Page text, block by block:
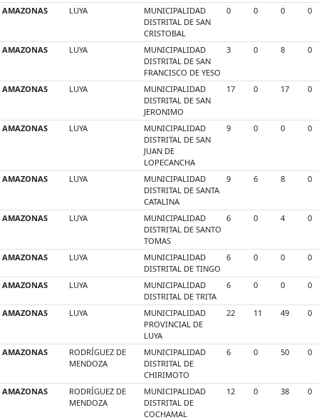
AMAZONAS LUYA
MUNICIPALIDAD
DISTRITAL DE SAN
CRISTOBAL
0 0 0 0
AMAZONAS LUYA
MUNICIPALIDAD
DISTRITAL DE SAN
FRANCISCO DE YESO
3 0 8 0
AMAZONAS LUYA
MUNICIPALIDAD
DISTRITAL DE SAN
JERONIMO
17 0 17 0
AMAZONAS LUYA
MUNICIPALIDAD
DISTRITAL DE SAN
JUAN DE
LOPECANCHA
9 0 0 0
AMAZONAS LUYA
MUNICIPALIDAD
DISTRITAL DE SANTA
CATALINA
9 6 8 0
AMAZONAS LUYA
MUNICIPALIDAD
DISTRITAL DE SANTO
TOMAS
6 0 4 0
AMAZONAS LUYA
MUNICIPALIDAD
DISTRITAL DE TINGO
6 0 0 0
AMAZONAS LUYA
MUNICIPALIDAD
DISTRITAL DE TRITA
6 0 0 0
AMAZONAS LUYA
MUNICIPALIDAD
PROVINCIAL DE
LUYA
22 11 49 0
AMAZONAS
RODRÍGUEZ DE
MENDOZA
MUNICIPALIDAD
DISTRITAL DE
CHIRIMOTO
6 0 50 0
AMAZONAS
RODRÍGUEZ DE
MENDOZA
MUNICIPALIDAD
DISTRITAL DE
COCHAMAL
12 0 38 0